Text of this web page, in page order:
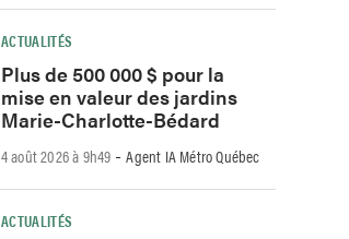
ACTUALITÉS
Plus de 500 000 $ pour la
mise en valeur des jardins
Marie-Charlotte-Bédard
4 août 2026 à 9h49 -Agent IA Métro Québec
ACTUALITÉS